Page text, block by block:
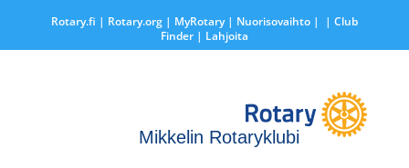
Rotary.fi | Rotary.org| MyRotary | Nuorisovaihto|
| Club
Finder| Lahjoita
Mikkelin Rotaryklubi